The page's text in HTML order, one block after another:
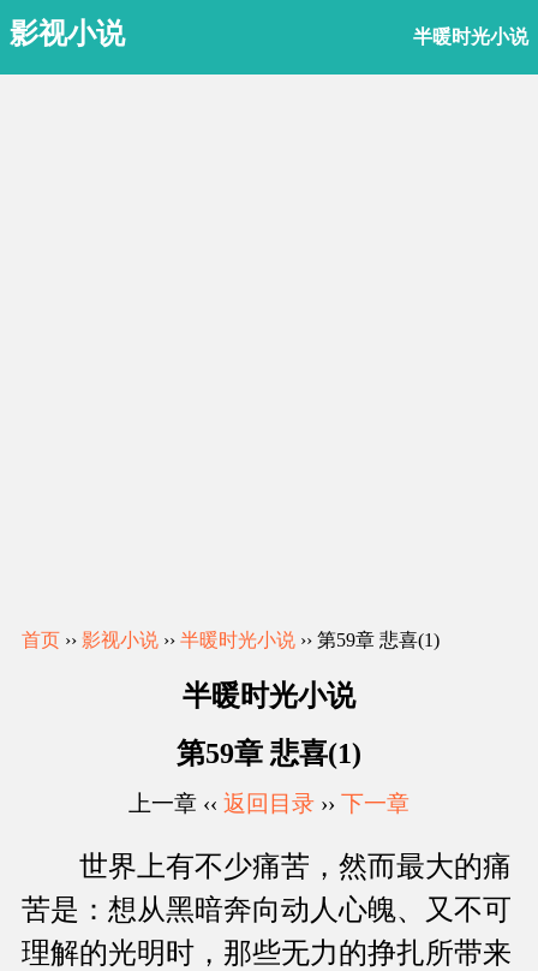
影视小说 半暖时光小说
首页 ›› 影视小说 ›› 半暖时光小说 ›› 第59章 悲喜(1)
半暖时光小说
第59章 悲喜(1)
上一章 ‹‹ 返回目录 ›› 下一章
世界上有不少痛苦，然而最大的痛
苦是：想从黑暗奔向动人心魄、又不可
理解的光明时，那些无力的挣扎所带来